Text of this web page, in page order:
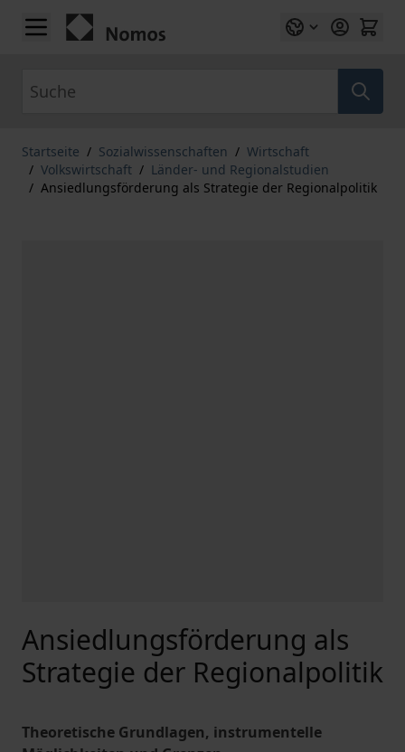
Zum Inhalt springen
Startseite / Sozialwissenschaften / Wirtschaft
/ Volkswirtschaft / Länder- und Regionalstudien
/ Ansiedlungsförderung als Strategie der Regionalpolitik
Ansiedlungsförderung als
Strategie der Regionalpolitik
Theoretische Grundlagen, instrumentelle